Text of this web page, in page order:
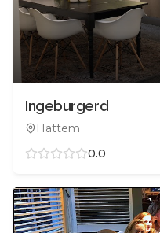
Ingeburgerd
Hattem
0.0